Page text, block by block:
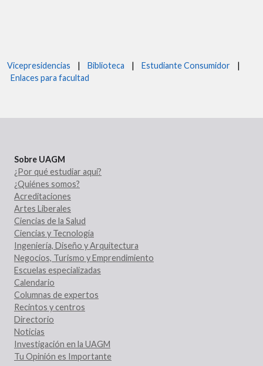
Vicepresidencias | Biblioteca | Estudiante Consumidor |
Enlaces para facultad
Sobre UAGM
¿Por qué estudiar aquí?
¿Quiénes somos?
Acreditaciones
Artes Liberales
Ciencias de la Salud
Ciencias y Tecnología
Ingeniería, Diseño y Arquitectura
Negocios, Turismo y Emprendimiento
Escuelas especializadas
Calendario
Columnas de expertos
Recintos y centros
Directorio
Noticias
Investigación en la UAGM
Tu Opinión es Importante